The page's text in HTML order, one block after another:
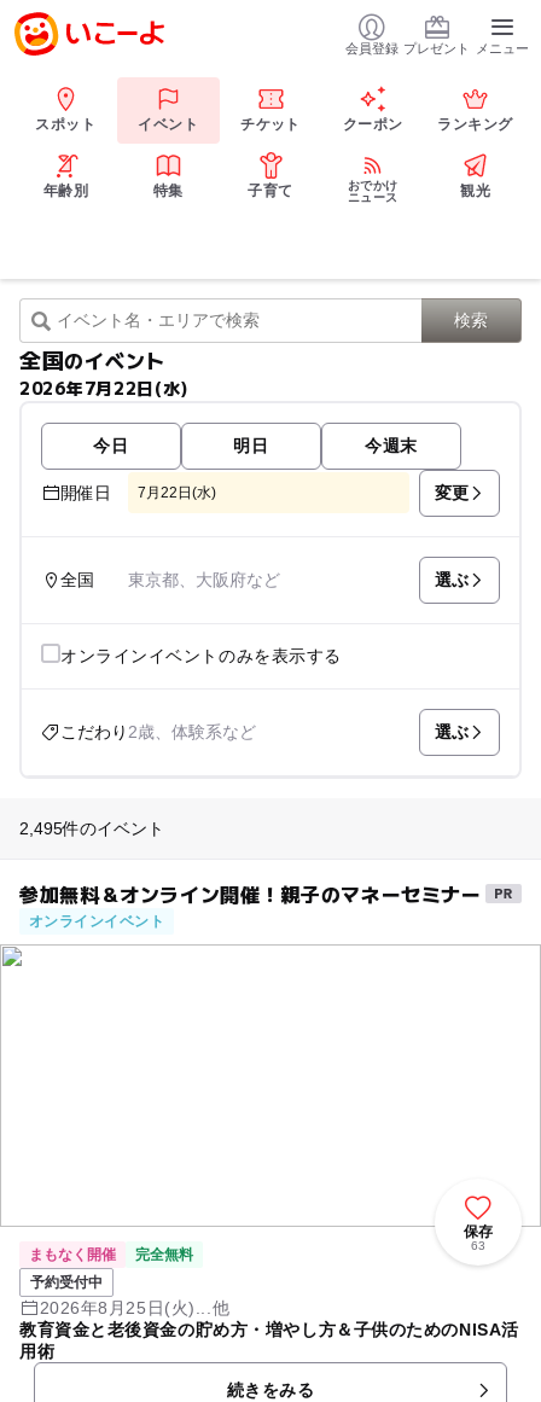
会員登録 プレゼント メニュー
スポット イベント チケット クーポン ランキング
年齢別 特集 子育て
おでかけ
ニュース
観光
全国のイベント
2026年7月22日(水)
今日 明日 今週末
開催日 7月22日(水) 変更
全国 東京都、大阪府など 選ぶ
オンラインイベントのみを表示する
こだわり2歳、体験系など 選ぶ
2,495件のイベント
参加無料＆オンライン開催！親子のマネーセミナー
オンラインイベント
保存
63
まもなく開催
完全無料
予約受付中
2026年8月25日(火)...他
教育資金と老後資金の貯め方・増やし方＆子供のためのNISA活
用術
続きをみる